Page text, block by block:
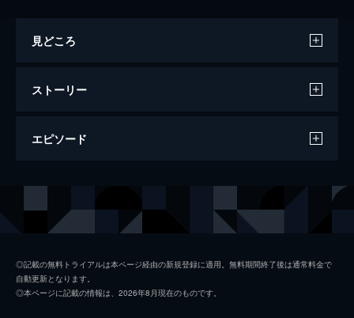
見どころ
ストーリー
エピソード
美しく眠るヒーリング【RELAX
◎記載の無料トライアルは本ページ経由の新規登録に適用。無料期間終了後は通常料金で
自動更新となります。
◎本ページに記載の情報は、2026年8月現在のものです。